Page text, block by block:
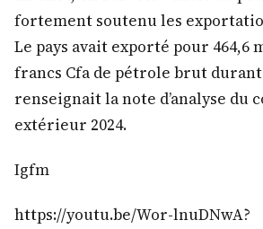
fortement soutenu les
Le pays avait exporté pour 464,6
francs Cfa de pétrole brut durant
renseignait la note d’analyse du
extérieur 2024.
Igfm
https://youtu.be/Wor-lnuDNwA?